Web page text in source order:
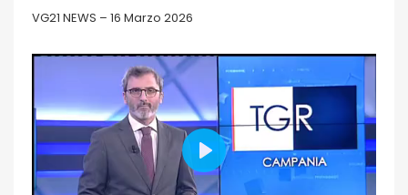
VG21 NEWS – 16 Marzo 2026
PLAY